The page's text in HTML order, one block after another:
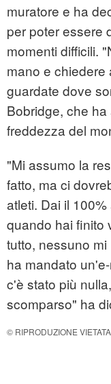
muratore e ha
per poter essere
momenti difficili.
mano e chiedere
guardate dove
Bobridge, che
freddezza del
"Mi assumo la
fatto, ma ci
atleti. Dai il
quando hai finito
tutto, nessuno
ha mandato
c'è stato più
scomparso" ha
© RIPRODUZIONE VIETATA